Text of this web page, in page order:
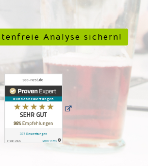
Analyse sichern!